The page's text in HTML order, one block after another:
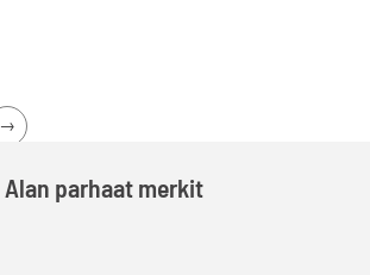
→
Alan parhaat merkit